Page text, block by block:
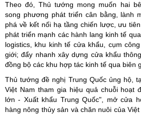
Theo đó, Thủ tướng mong muốn hai
song phương phát triển cân bằng, lành
phá về kết nối hạ tầng chiến lược, ưu
phát triển mạnh các hành lang kinh tế
logistics, khu kinh tế cửa khẩu, cụm
giới; đẩy nhanh xây dựng cửa khẩu
đồng bộ các khu hợp tác kinh tế qua biên
Thủ tướng đề nghị Trung Quốc ủng hộ,
Việt Nam tham gia hiệu quả chuỗi hoạt
lớn - Xuất khẩu Trung Quốc", mở cửa
hàng nông thủy sản và chăn nuôi của